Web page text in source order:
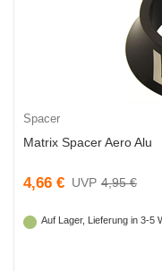
Spacer
Matrix Spacer Aero Alu
4,66 € 4,95 €
Auf Lager, Lieferung in 3-5